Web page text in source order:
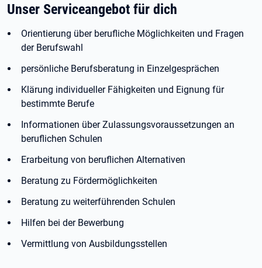
Unser Serviceangebot für dich
Orientierung über berufliche Möglichkeiten und Fragen
der Berufswahl
persönliche Berufsberatung in Einzelgesprächen
Klärung individueller Fähigkeiten und Eignung für
bestimmte Berufe
Informationen über Zulassungsvoraussetzungen an
beruflichen Schulen
Erarbeitung von beruflichen Alternativen
Beratung zu Fördermöglichkeiten
Beratung zu weiterführenden Schulen
Hilfen bei der Bewerbung
Vermittlung von Ausbildungsstellen